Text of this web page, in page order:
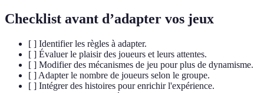
Checklist avant d’adapter vos jeux
[ ] Identifier les règles à adapter.
[ ] Évaluer le plaisir des joueurs et leurs attentes.
[ ] Modifier des mécanismes de jeu pour plus de dynamisme.
[ ] Adapter le nombre de joueurs selon le groupe.
[ ] Intégrer des histoires pour enrichir l'expérience.